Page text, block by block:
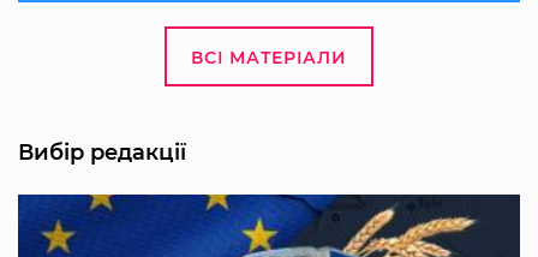
ВСІ МАТЕРІАЛИ
Вибір редакції